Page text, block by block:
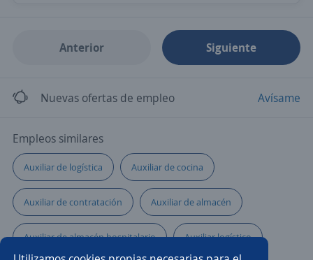
Anterior Siguiente
Nuevas ofertas de empleo Avísame
Empleos similares
Auxiliar de logística Auxiliar de cocina
Auxiliar de contratación Auxiliar de almacén
Auxiliar de almacén hospitalario Auxiliar logístico